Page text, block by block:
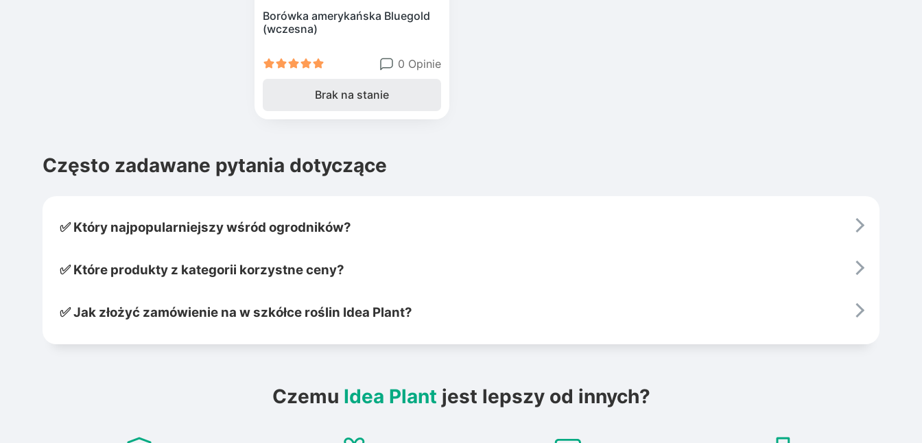
Borówka amerykańska Bluegold
(wczesna)
0 Opinie
Brak na stanie
Często zadawane pytania dotyczące
✅ Który najpopularniejszy wśród ogrodników?
✅ Które produkty z kategorii korzystne ceny?
✅ Jak złożyć zamówienie na w szkółce roślin Idea Plant?
Czemu Idea Plant jest lepszy od innych?